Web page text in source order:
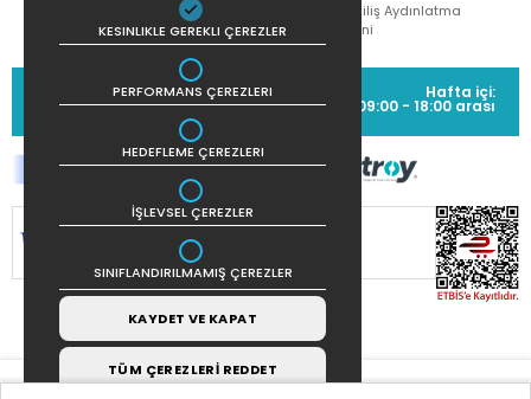
Çekiliş Aydınlatma
Metni
MÜŞTERİ HİZMETLERİ
(0212) 373 77 00
Hafta içi:
09:00 - 18:00 arası
KORUNMAKTADIR.
KESINLIKLE GEREKLI ÇEREZLER
PERFORMANS ÇEREZLERI
HEDEFLEME ÇEREZLERI
İŞLEVSEL ÇEREZLER
SINIFLANDIRILMAMIŞ ÇEREZLER
KAYDET VE KAPAT
TÜM ÇEREZLERİ REDDET